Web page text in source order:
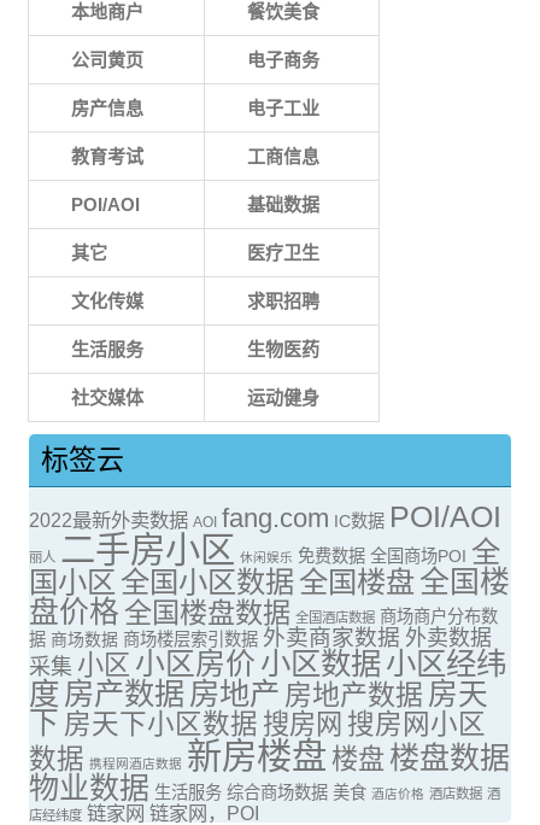
本地商户 餐饮美食
公司黄页 电子商务
房产信息 电子工业
教育考试 工商信息
POI/AOI 基础数据
其它 医疗卫生
文化传媒 求职招聘
生活服务 生物医药
社交媒体 运动健身
标签云
2022最新外卖数据 AOI fang.com IC数据 POI/AOI
丽人 二手房小区 休闲娱乐 免费数据 全国商场POI 全
国小区 全国小区数据全国楼盘全国楼
盘价格 全国楼盘数据 全国酒店数据 商场商户分布数
据 商场数据 商场楼层索引数据 外卖商家数据 外卖数据
采集 小区 小区房价 小区数据小区经纬
度 房产数据 房地产 房地产数据 房天
下 房天下小区数据 搜房网 搜房网小区
数据 携程网酒店数据 新房楼盘 楼盘 楼盘数据
物业数据 生活服务 综合商场数据 美食 酒店价格 酒店数据 酒
店经纬度 链家网 链家网，POI